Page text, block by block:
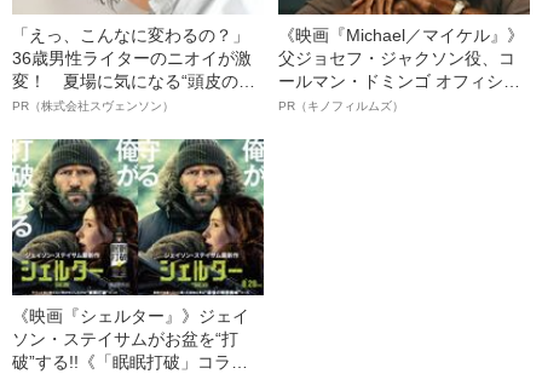
「えっ、こんなに変わるの？」
36歳男性ライターのニオイが激
変！ 夏場に気になる“頭皮のニ
オイ”や“ベタつき”を解消す
ト”が生み出した徹底ケアとは
PR（株式会社スヴェンソン）
《映画『Michael／マイケル』》
父ジョセフ・ジャクソン役、コ
ールマン・ドミンゴ オフィシャ
ルインタビュー“観客を魅了した
PR（キノフィルムズ）
《映画『シェルター』》ジェイ
ソン・ステイサムがお盆を“打
破”する!!《「眠眠打破」コラ